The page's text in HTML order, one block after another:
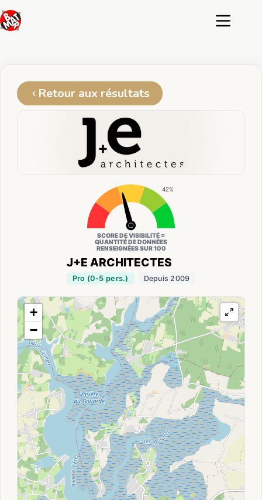
au
contenu
Retour aux résultats
J+E ARCHITECTES
Pro (0-5 pers.) Depuis 2009
42%
SCORE DE VISIBILITÉ =
QUANTITÉ DE DONNÉES
RENSEIGNÉES SUR 100
+
−